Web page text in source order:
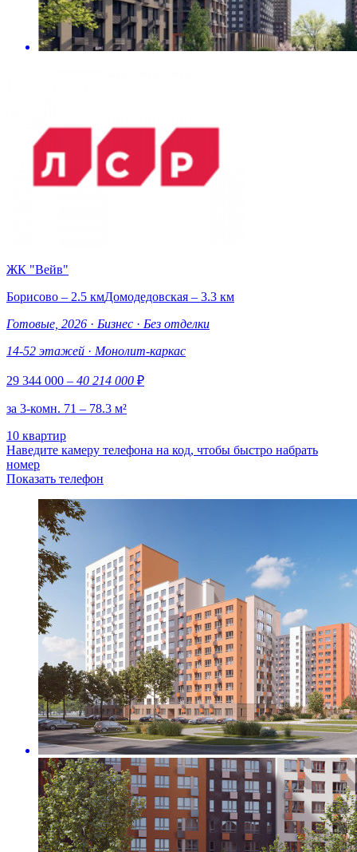
ЖК "Вейв"
Борисово – 2.5 кмДомодедовская – 3.3 км
Готовые, 2026 · Бизнес · Без отделки
14-52 этажей · Монолит-каркас
29 344 000 – 40 214 000 ₽
за 3-комн. 71 – 78.3 м²
10 квартир
Наведите камеру телефона на код, чтобы быстро набрать
номер
Показать телефон